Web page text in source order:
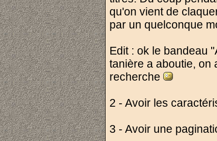
qu'on vient de
par un quelconque
Edit : ok le bandeau
tanière a aboutie, on
recherche
2 - Avoir les
3 - Avoir une